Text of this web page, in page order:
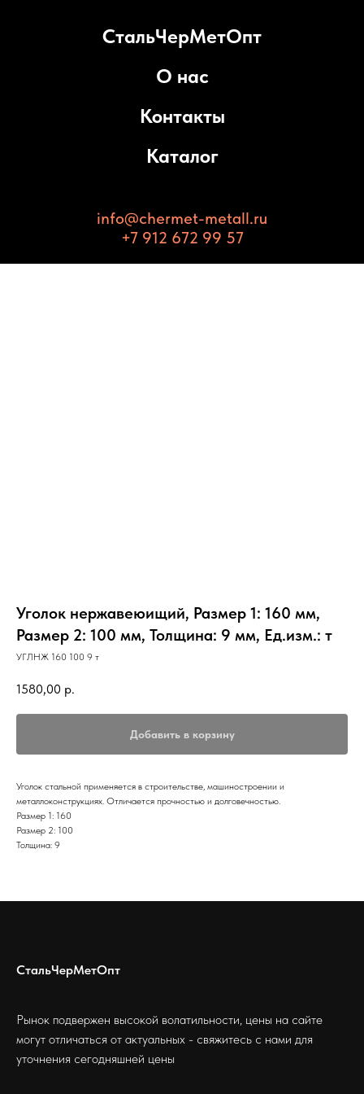
СтальЧерМетОпт
О нас
Контакты
Каталог
info@chermet-metall.ru
+7 912 672 99 57
Уголок нержавеюищий, Размер 1: 160 мм,
Размер 2: 100 мм, Толщина: 9 мм, Ед.изм.: т
УГЛНЖ 160 100 9 т
1580,00 р.
Добавить в корзину
Уголок стальной применяется в строительстве, машиностроении и
металлоконструкциях. Отличается прочностью и долговечностью.
Размер 1: 160
Размер 2: 100
Толщина: 9
СтальЧерМетОпт
Рынок подвержен высокой волатильности, цены на сайте
могут отличаться от актуальных - свяжитесь с нами для
уточнения сегодняшней цены